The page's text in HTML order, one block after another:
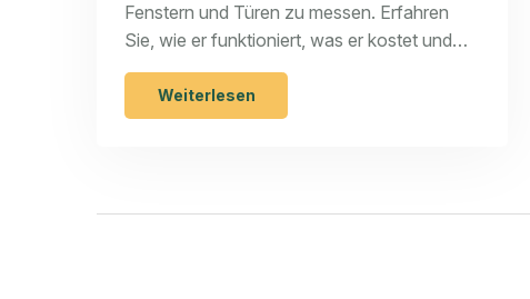
Fenstern und Türen zu messen. Erfahren
Sie, wie er funktioniert, was er kostet und
warum er für jeden modernen Hausbau
Pflicht ist.
Weiterlesen